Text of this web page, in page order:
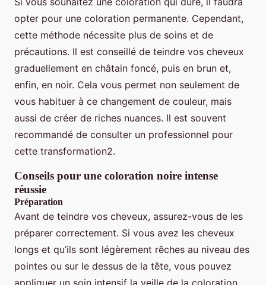
opter pour une coloration permanente. Cependant,
cette méthode nécessite plus de soins et de
précautions. Il est conseillé de teindre vos cheveux
graduellement en châtain foncé, puis en brun et,
enfin, en noir. Cela vous permet non seulement de
vous habituer à ce changement de couleur, mais
aussi de créer de riches nuances. Il est souvent
recommandé de consulter un professionnel pour
cette transformation2.
Conseils pour une coloration noire intense
réussie
Préparation
Avant de teindre vos cheveux, assurez-vous de les
préparer correctement. Si vous avez les cheveux
longs et qu’ils sont légèrement rêches au niveau des
pointes ou sur le dessus de la tête, vous pouvez
appliquer un soin intensif la veille de la coloration